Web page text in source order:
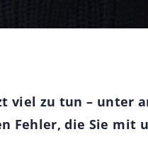
viel zu tun – unter
Fehler, die Sie mit